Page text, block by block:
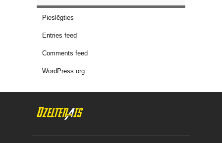
Pieslēgties
Entries feed
Comments feed
WordPress.org